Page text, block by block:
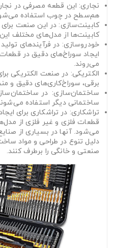
نجاری: این قطعه مصرفی در
هم‌سطح در چوب استفاده
کابینت‌سازی: در این صنعت
کابینت‌ها از مدل‌های مختلف
خودروسازی: در فرآیندهای
ایجاد سوراخ‌های دقیق در
می‌روند.
الکتریکی: در صنعت الکتریکی
برقی، سوراخ‌کاری‌های دقیق و
ساختمان‌سازی: در
ساختمانی دیگر استفاده
تراشکاری: در تراشکاری برای
قطعات فلزی و غیر فلزی از
می‌شود. آنها در بسیاری از صنایع
دلیل تنوع در طراحی و مواد
صنعتی و خانگی را برطرف کنند.